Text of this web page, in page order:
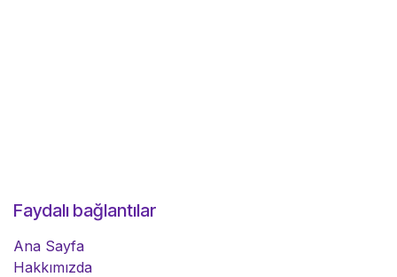
Faydalı bağlantılar
Ana Sayfa
Hakkımızda